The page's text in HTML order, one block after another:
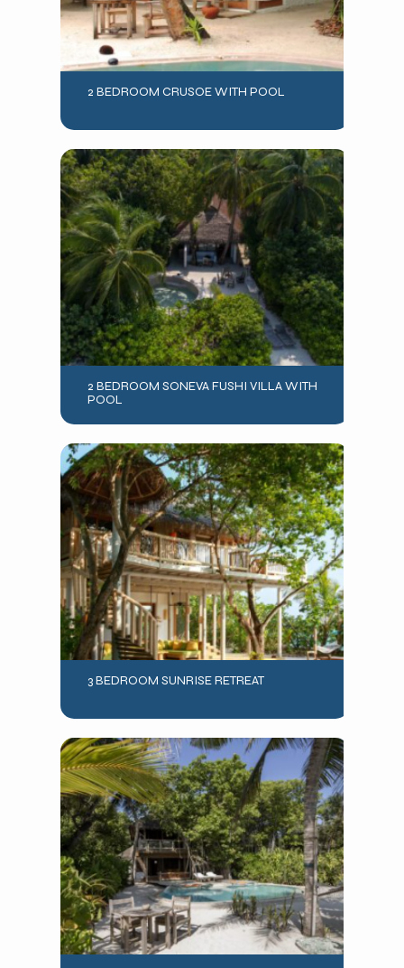
2 BEDROOM CRUSOE WITH POOL
2 BEDROOM SONEVA FUSHI VILLA WITH
POOL
3 BEDROOM SUNRISE RETREAT